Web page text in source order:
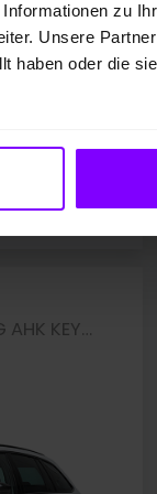
zu
Unsere
haben oder die
EUR
Octavia Combi 2.0 SPORTLINE DSG AHK KEYLESS LM18